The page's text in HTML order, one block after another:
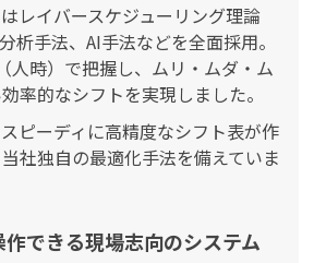
レイバースケジューリング理論
析手法、AI手法などを全面採用。
人時）で把握し、ムリ・ムダ・ム
率的なシフトを実現しました。
ピーディに高精度なシフト表が作
社独自の最適化手法を備えていま
できる現場志向のシステム